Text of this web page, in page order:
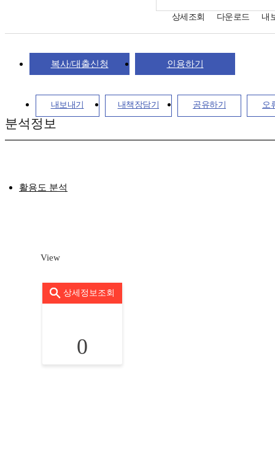
상세조회 다운로드 내
복사/대출신청 인용하기
내보내기 내책장담기 공유하기 오
분석정보
활용도 분석
View
상세정보조회
0